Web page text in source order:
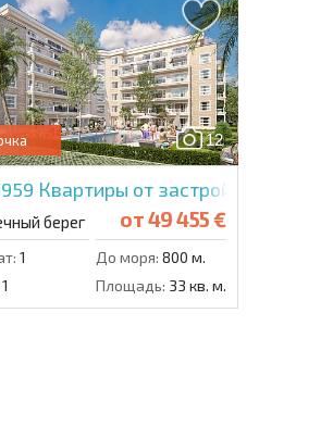
12
Квартиры от застройщика в
берег от49 455 €
1 До моря: 800 м.
1 Площадь: 33 кв. м.